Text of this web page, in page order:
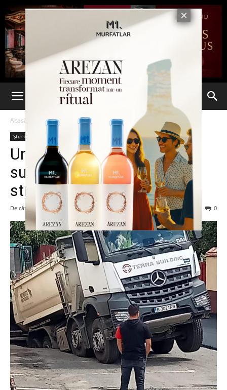
Acasă Știri din România
Știri din România Ultima oră
Un camion a ramas
suspendat dupa ce s-a rupt
strada sub el
De către Eva MIRON 8 august 2023 0